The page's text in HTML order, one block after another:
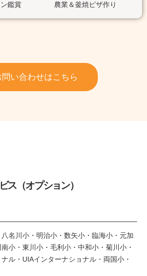
鑑賞 農業＆釜焼ピザ作り
問い合わせはこちら
ス（オプション）
名川小・明治小・数矢小・臨海小・元加
小・東川小・毛利小・中和小・菊川小・
ル・UIAインターナショナル・両国小・